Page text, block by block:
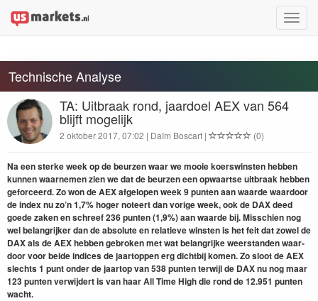
Toggle
Technische Analyse
TA: Uitbraak rond, jaardoel AEX van 564
blijft mogelijk
2 oktober 2017, 07:02 | Daïm Boscart | (0)
Na een sterke week op de beurzen waar we mooie koer­swin­sten hebben
kun­nen waarne­men zien we dat de beurzen een opwaartse uit­braak hebben
geforceerd. Zo won deAEXafgelopen week9pun­ten aan waarde waar­door
de index nu zo’n1,7% hoger noteert dan vorige week, ook de DAXdeed
goede zak­en en schreef236pun­ten (1,9%) aan waarde bij. Miss­chien nog
wel belan­grijk­er dan de absolute en relatieve win­sten is het feit dat zow­el de
DAXals deAEXhebben gebro­ken met wat belan­grijke weer­standen waar­
door voor bei­de indices de jaar­top­pen erg dicht­bij komen. Zo sloot deAEX
slechts1 punt onder de jaar­top van538pun­ten ter­wi­jl de DAXnu nog maar
123pun­ten ver­wi­jdert is van haar All Time High die rond de12.951 pun­ten
wacht.